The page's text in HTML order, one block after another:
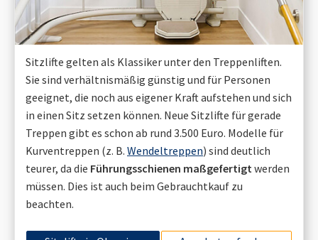
Sitzlifte gelten als Klassiker unter den Treppenliften.
Sie sind verhältnismäßig günstig und für Personen
geeignet, die noch aus eigener Kraft aufstehen und sich
in einen Sitz setzen können. Neue Sitzlifte für gerade
Treppen gibt es schon ab rund 3.500 Euro. Modelle für
Kurventreppen (z. B. Wendeltreppen) sind deutlich
teurer, da die Führungsschienen maßgefertigt werden
müssen. Dies ist auch beim Gebrauchtkauf zu
beachten.